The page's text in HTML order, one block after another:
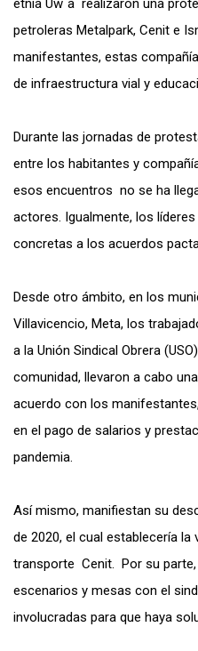
etnia Uw´a realizaron una
petroleras Metalpark, Cenit e
manifestantes, estas
de infraestructura vial y
Durante las jornadas de
entre los habitantes y
esos encuentros no se ha
actores. Igualmente, los
concretas a los acuerdos
Desde otro ámbito, en los
Villavicencio, Meta, los
a la Unión Sindical Obrera
comunidad, llevaron a cabo
acuerdo con los
en el pago de salarios y
pandemia.
Así mismo, manifiestan su
de 2020, el cual establecería la
transporte Cenit. Por su
escenarios y mesas con el
involucradas para que haya